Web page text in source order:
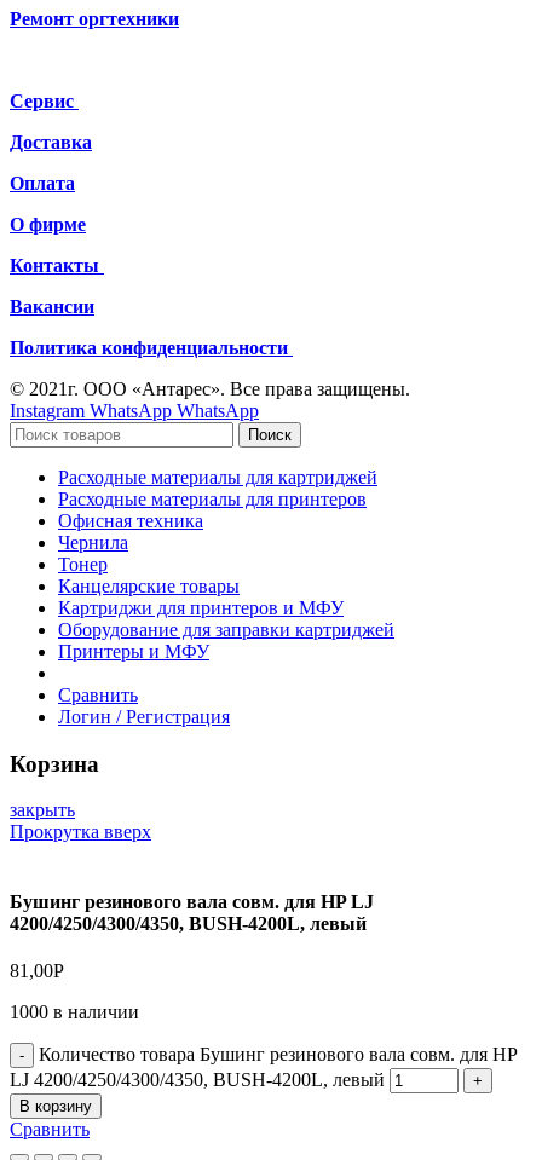
Ремонт оргтехники
Сервис
Доставка
Оплата
О фирме
Контакты
Вакансии
Политика конфиденциальности
© 2021г. ООО «Антарес». Все права защищены.
Instagram WhatsApp WhatsApp
Поиск
Расходные материалы для картриджей
Расходные материалы для принтеров
Офисная техника
Чернила
Тонер
Канцелярские товары
Картриджи для принтеров и МФУ
Оборудование для заправки картриджей
Принтеры и МФУ
Сравнить
Логин / Регистрация
Корзина
закрыть
Прокрутка вверх
Бушинг резинового вала совм. для HP LJ
4200/4250/4300/4350, BUSH-4200L, левый
81,00Р
1000 в наличии
Количество товара Бушинг резинового вала совм. для HP
LJ 4200/4250/4300/4350, BUSH-4200L, левый
В корзину
Сравнить